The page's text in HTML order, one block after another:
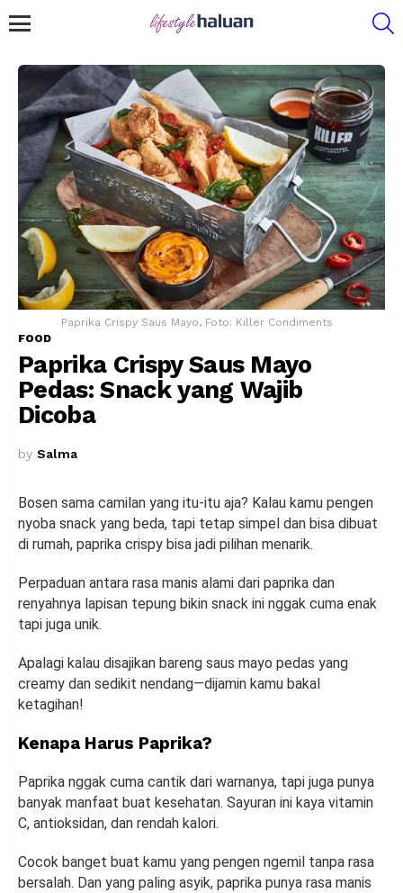
Paprika Crispy Saus Mayo, Foto: Killer Condiments
FOOD
Paprika Crispy Saus Mayo
Pedas: Snack yang Wajib
Dicoba
by Salma
Bosen sama camilan yang itu-itu aja? Kalau kamu pengen
nyoba snack yang beda, tapi tetap simpel dan bisa dibuat
di rumah, paprika crispy bisa jadi pilihan menarik.
Perpaduan antara rasa manis alami dari paprika dan
renyahnya lapisan tepung bikin snack ini nggak cuma enak
tapi juga unik.
Apalagi kalau disajikan bareng saus mayo pedas yang
creamy dan sedikit nendang—dijamin kamu bakal
ketagihan!
Kenapa Harus Paprika?
Paprika nggak cuma cantik dari warnanya, tapi juga punya
banyak manfaat buat kesehatan. Sayuran ini kaya vitamin
C, antioksidan, dan rendah kalori.
Cocok banget buat kamu yang pengen ngemil tanpa rasa
bersalah. Dan yang paling asyik, paprika punya rasa manis